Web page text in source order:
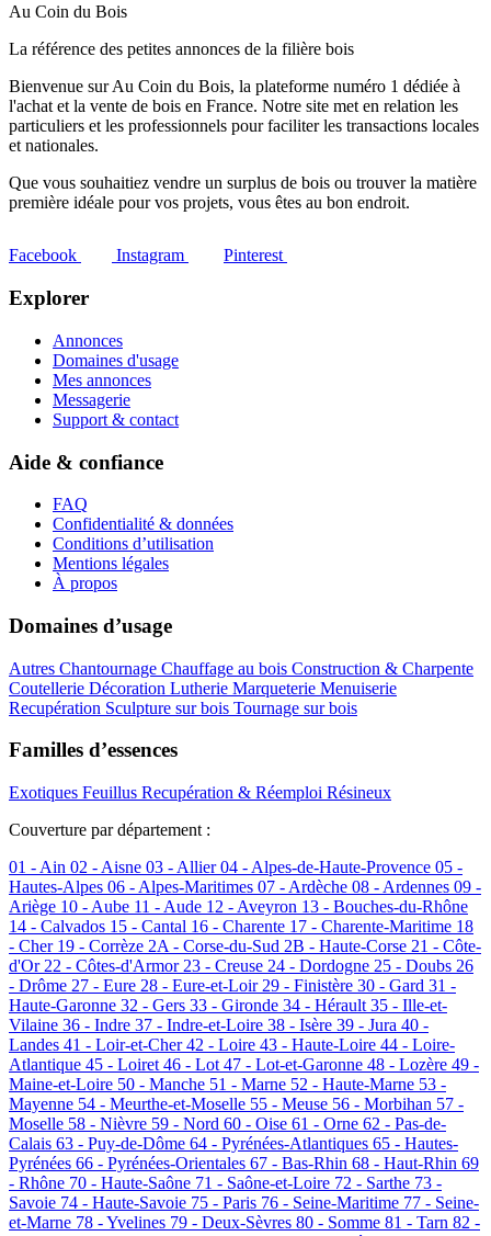
Au Coin du Bois
La référence des petites annonces de la filière bois
Bienvenue sur Au Coin du Bois, la plateforme numéro 1 dédiée à
l'achat et la vente de bois en France. Notre site met en relation les
particuliers et les professionnels pour faciliter les transactions locales
et nationales.
Que vous souhaitiez vendre un surplus de bois ou trouver la matière
première idéale pour vos projets, vous êtes au bon endroit.
Facebook Instagram Pinterest
Explorer
Annonces
Domaines d'usage
Mes annonces
Messagerie
Support & contact
Aide & confiance
FAQ
Confidentialité & données
Conditions d’utilisation
Mentions légales
À propos
Domaines d’usage
Autres Chantournage Chauffage au bois Construction & Charpente
Coutellerie Décoration Lutherie Marqueterie Menuiserie
Recupération Sculpture sur bois Tournage sur bois
Familles d’essences
Exotiques Feuillus Recupération & Réemploi Résineux
Couverture par département :
01 - Ain 02 - Aisne 03 - Allier04 - Alpes-de-Haute-Provence 05 -
Hautes-Alpes 06 - Alpes-Maritimes 07 - Ardèche 08 - Ardennes 09 -
Ariège 10 - Aube 11 - Aude 12 - Aveyron 13 - Bouches-du-Rhône
14 - Calvados 15 - Cantal 16 - Charente 17 - Charente-Maritime 18
- Cher 19 - Corrèze 2A - Corse-du-Sud 2B - Haute-Corse 21 - Côte-
d'Or 22 - Côtes-d'Armor 23 - Creuse 24 - Dordogne 25 - Doubs 26
- Drôme 27 - Eure 28 - Eure-et-Loir 29 - Finistère 30 - Gard 31 -
Haute-Garonne 32 - Gers 33 - Gironde 34 - Hérault 35 - Ille-et-
Vilaine 36 - Indre 37 - Indre-et-Loire 38 - Isère 39 - Jura 40 -
Landes 41 - Loir-et-Cher42 - Loire 43 - Haute-Loire 44 - Loire-
Atlantique 45 - Loiret 46 - Lot 47 - Lot-et-Garonne 48 - Lozère 49 -
Maine-et-Loire 50 - Manche 51 - Marne 52 - Haute-Marne 53 -
Mayenne 54 - Meurthe-et-Moselle 55 - Meuse 56 - Morbihan 57 -
Moselle 58 - Nièvre 59 - Nord 60 - Oise 61 - Orne 62 - Pas-de-
Calais 63 - Puy-de-Dôme 64 - Pyrénées-Atlantiques 65 - Hautes-
Pyrénées 66 - Pyrénées-Orientales 67 - Bas-Rhin 68 - Haut-Rhin 69
- Rhône 70 - Haute-Saône 71 - Saône-et-Loire 72 - Sarthe 73 -
Savoie 74 - Haute-Savoie 75 - Paris 76 - Seine-Maritime 77 - Seine-
et-Marne 78 - Yvelines 79 - Deux-Sèvres 80 - Somme 81 - Tarn 82 -